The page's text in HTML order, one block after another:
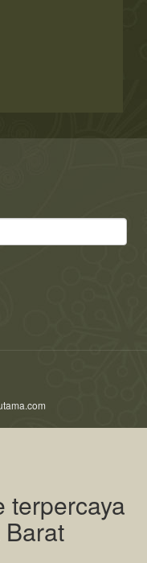
terpercaya